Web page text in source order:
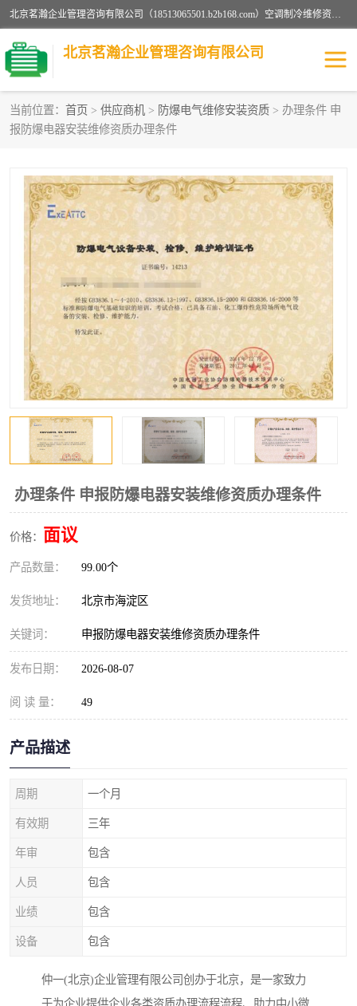
北京茗瀚企业管理咨询有限公司（18513065501.b2b168.com）空调制冷维修资质,油烟管道清洗资质,清洗行业资质公司秉承“顾客至上，锐意进缺的经营理念，我们提供高质量的产品，坚持“客户”的原则为广大客户提供贴心服务。如果你对公司的产品感兴趣，可以联系高经理，我们会用好的产品和服务让您满意。
北京茗瀚企业管理咨询有限公司
当前位置： 首页 > 供应商机 > 防爆电气维修安装资质 > 办理条件 申
报防爆电器安装维修资质办理条件
办理条件 申报防爆电器安装维修资质办理条件
价格： 面议
产品数量： 99.00个
发货地址： 北京市海淀区
关键词： 申报防爆电器安装维修资质办理条件
发布日期： 2026-08-07
阅 读 量： 49
产品描述
周期 一个月
有效期 三年
年审 包含
人员 包含
业绩 包含
设备 包含
仲一(北京)企业管理有限公司创办于北京，是一家致力
烟道清洗资质
清洗资质 认证服务
防爆电气维修安装资质 空调制冷维修安装资质
矿用设备检修资质